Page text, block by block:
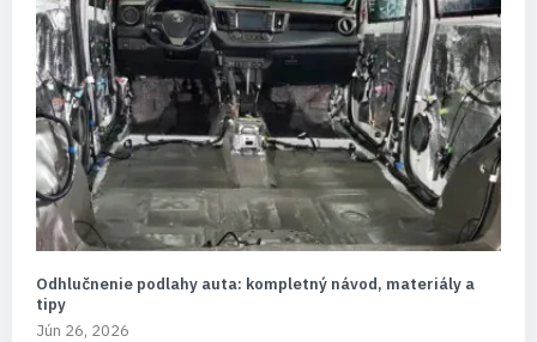
Odhlučnenie podlahy auta: kompletný návod, materiály a
tipy
Jún 26, 2026